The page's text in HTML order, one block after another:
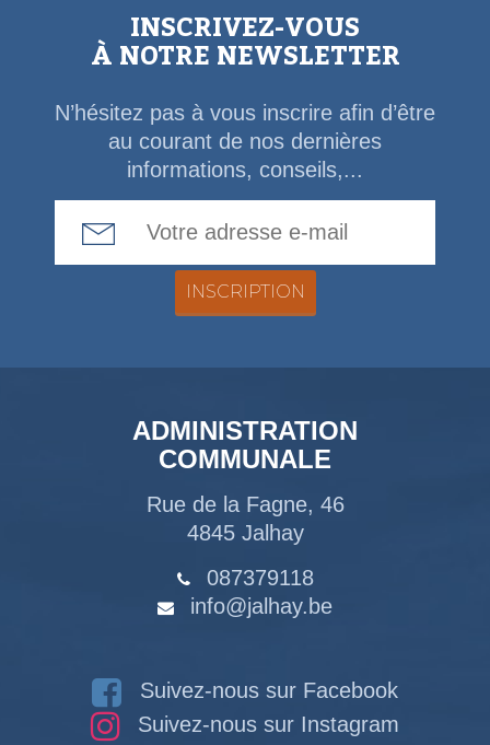
INSCRIVEZ-VOUS
À NOTRE NEWSLETTER
N’hésitez pas à vous inscrire afin d’être
au courant de nos dernières
informations, conseils,...
ADMINISTRATION
COMMUNALE
Rue de la Fagne, 46
4845 Jalhay
087379118
info@jalhay.be
Suivez-nous sur Facebook
Suivez-nous sur Instagram